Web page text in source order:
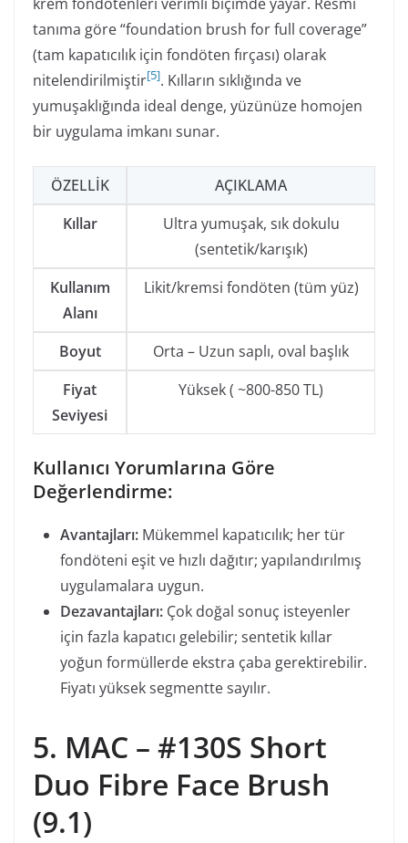
tanıma göre “foundation brush for full coverage”
(tam kapatıcılık için fondöten fırçası) olarak
nitelendirilmiştir[5]. Kılların sıklığında ve
yumuşaklığında ideal denge, yüzünüze homojen
bir uygulama imkanı sunar.
ÖZELLIK
AÇIKLAMA
Kıllar
Ultra yumuşak, sık dokulu
(sentetik/karışık)
Kullanım
Alanı
Likit/kremsi fondöten (tüm yüz)
Boyut
Orta – Uzun saplı, oval başlık
Fiyat
Seviyesi
Yüksek ( ~800-850 TL)
Kullanıcı Yorumlarına Göre
Değerlendirme:
Avantajları: Mükemmel kapatıcılık; her tür
fondöteni eşit ve hızlı dağıtır; yapılandırılmış
uygulamalara uygun.
Dezavantajları: Çok doğal sonuç isteyenler
için fazla kapatıcı gelebilir; sentetik kıllar
yoğun formüllerde ekstra çaba gerektirebilir.
Fiyatı yüksek segmentte sayılır.
5. MAC – #130S Short
Duo Fibre Face Brush
(9.1)